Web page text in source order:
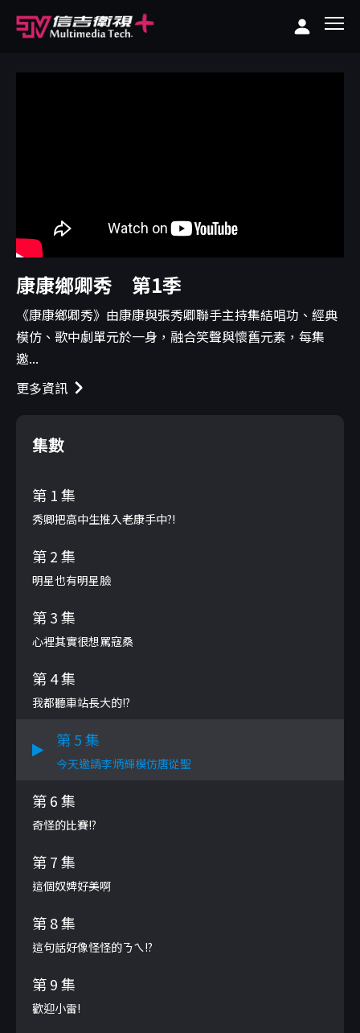
康康鄉卿秀 第1季
《康康鄉卿秀》由康康與張秀卿聯手主持集結唱功、經典
模仿、歌中劇單元於一身，融合笑聲與懷舊元素，每集
邀...
更多資訊
集數
第 1 集
秀卿把高中生推入老康手中?!
第 2 集
明星也有明星臉
第 3 集
心裡其實很想罵寇桑
第 4 集
我都聽車站長大的!?
第 5 集
今天邀請李炳輝模仿唐從聖
第 6 集
奇怪的比賽!?
第 7 集
這個奴婢好美啊
第 8 集
這句話好像怪怪的ㄋㄟ!?
第 9 集
歡迎小雷!